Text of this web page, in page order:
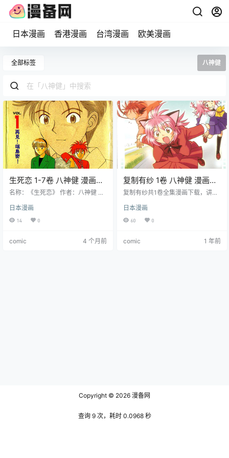
日本漫画 香港漫画 台湾漫画 欧美漫画
全部标签 八神健
生死恋 1-7卷 八神健 漫画百
度网盘下载
名称：《生死恋》 作者：八神健 格
文（东立） 状态：已完结 分辨率：
跨页1252X987像素左右 剧情简介
争。故事初期以轻松的校园恋爱喜
日本漫画
14 0
comic 4 个月前
复制有纱 1卷 八神健 漫画百
度网盘下载
复制有纱共1卷全集漫画下载，讲述
梅竹马与班上两位长得一模一样的
女生有莎和有纱之间的故事，其中
开。
日本漫画
60 0
comic 1 年前
Copyright © 2026 漫备网
查询 9 次，耗时 0.0968 秒